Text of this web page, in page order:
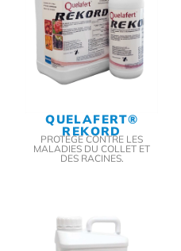
QUELAFERT®
REKORD
PROTÈGE CONTRE LES
MALADIES DU COLLET ET
DES RACINES.